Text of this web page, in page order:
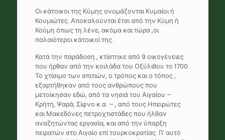
Οι κάτοικοι της Κύμης ονομάζονται Κυμαίοι ή
Κουμιώτες. Αποκαλούνται έτσι από την Κύμη ή
Κούμη όπως τη λένε, ακόμα και τώρα ,οι
παλαιότεροι κάτοικοί της.
Κατά την παράδοση , κτίστηκε από 9 οικογένειες
που ήρθαν από την κοιλάδα του Οξύλιθου το 1700.
Το χτίσιμο των σπιτιών, ο τρόπος και ο τόπος ,
εξαρτήθηκαν από τους ανθρώπους που
μετοίκησαν εδώ, από τα νησιά του Αιγαίου –
Κρήτη, Ψαρά, Σίφνο κ.α. – , από τους Ηπειρώτες
και Μακεδόνες πετροχτιστάδες που ήλθαν
αναζητώντας εργασία, και από την ύπαρξη
πειρατών στο Αιγαίο επί τουρκοκρατίας. Γι’ αυτό